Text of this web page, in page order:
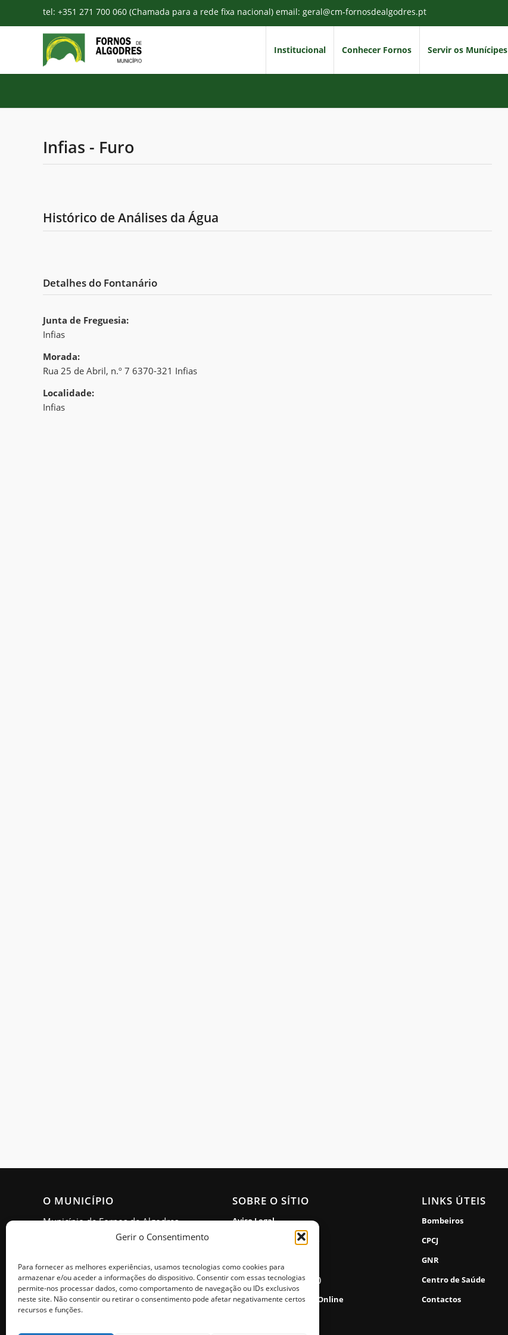
Gerir o Consentimento
Para fornecer as melhores experiências, usamos tecnologias como cookies para
armazenar e/ou aceder a informações do dispositivo. Consentir com essas tecnologias
permite-nos processar dados, como comportamento de navegação ou IDs exclusivos
neste site. Não consentir ou retirar o consentimento pode afetar negativamente certos
recursos e funções.
tel: +351 271 700 060 (Chamada para a rede fixa nacional) email: geral@cm-fornosdealgodres.pt
Institucional Conhecer Fornos Servir os Munícipes
Infias - Furo
Histórico de Análises da Água
Detalhes do Fontanário
Junta de Freguesia:
Infias
Morada:
Rua 25 de Abril, n.º 7 6370-321 Infias
Localidade:
Infias
O MUNICÍPIO
Município de Fornos de Algodres
Morada: Estrada Nacional 16,
Algodres
Horário de Atendimento: Segunda
a sexta - 9h00 às 17h00
SOBRE O SÍTIO
Aviso Legal
Política de Privacidade
Política de Cookies (UE)
Livro de Reclamações Online
LINKS ÚTEIS
Bombeiros
CPCJ
GNR
Centro de Saúde
Contactos